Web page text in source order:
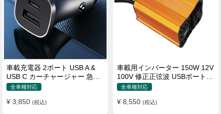
車載充電器 2ポート USB A &
USB C カーチャージャー 急速
充電USB [36W 12V-24V ]
全車種対応
¥ 3,850 (税込)
車載用インバーター 150W 12V
100V 修正正弦波 USBポート2
口 コンバーター 防災用品 チャ
全車種対応
¥ 8,550 (税込)